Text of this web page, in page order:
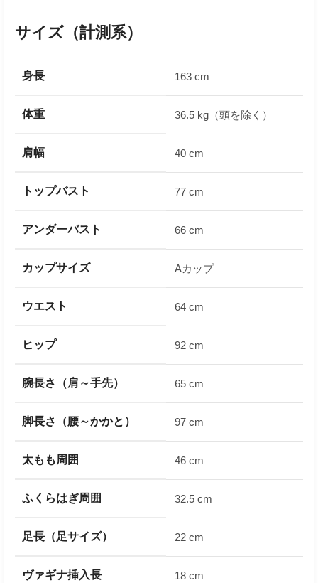
サイズ（計測系）
身長 163 cm
体重 36.5 kg（頭を除く）
肩幅 40 cm
トップバスト 77 cm
アンダーバスト 66 cm
カップサイズ Aカップ
ウエスト 64 cm
ヒップ 92 cm
腕長さ（肩～手先） 65 cm
脚長さ（腰～かかと） 97 cm
太もも周囲 46 cm
ふくらはぎ周囲 32.5 cm
足長（足サイズ） 22 cm
ヴァギナ挿入長 18 cm